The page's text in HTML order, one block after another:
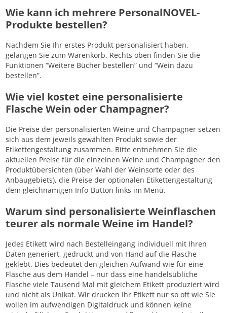
Wie kann ich mehrere PersonalNOVEL-
Produkte bestellen?
Nachdem Sie Ihr erstes Produkt personalisiert haben,
gelangen Sie zum Warenkorb. Rechts oben finden Sie die
Funktionen “Weitere Bücher bestellen” und “Wein dazu
bestellen”.
Wie viel kostet eine personalisierte
Flasche Wein oder Champagner?
Die Preise der personalisierten Weine und Champagner setzen
sich aus dem jeweils gewählten Produkt sowie der
Etikettengestaltung zusammen. Bitte entnehmen Sie die
aktuellen Preise für die einzelnen Weine und Champagner den
Produktübersichten (über Wahl der Weinsorte oder des
Anbaugebiets), die Preise der optionalen Etikettengestaltung
dem gleichnamigen Info-Button links im Menü.
Warum sind personalisierte Weinflaschen
teurer als normale Weine im Handel?
Jedes Etikett wird nach Bestelleingang individuell mit Ihren
Daten generiert, gedruckt und von Hand auf die Flasche
geklebt. Dies bedeutet den gleichen Aufwand wie für eine
Flasche aus dem Handel – nur dass eine handelsübliche
Flasche viele Tausend Mal mit gleichem Etikett produziert wird
und nicht als Unikat. Wir drucken Ihr Etikett nur so oft wie Sie
wollen im aufwendigen Digitaldruck und können keine